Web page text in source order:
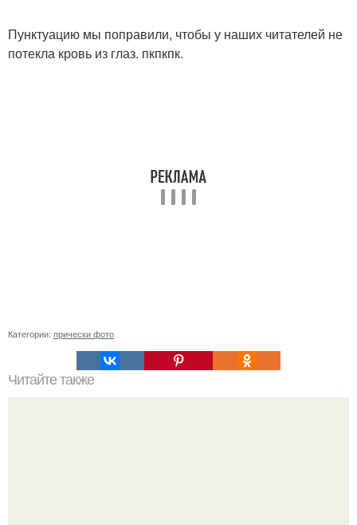
Пунктуацию мы поправили, чтобы у наших читателей не
потекла кровь из глаз. пкпкпк.
Категории: прически фото
Читайте также